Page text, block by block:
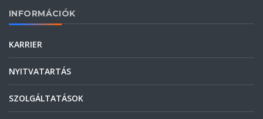
INFORMÁCIÓK
KARRIER
NYITVATARTÁS
SZOLGÁLTATÁSOK